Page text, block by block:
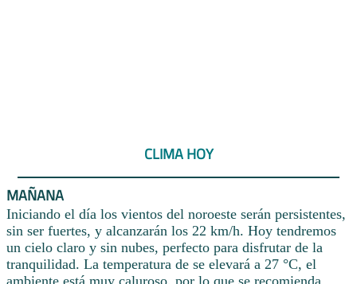
CLIMA HOY
MAÑANA
Iniciando el día los vientos del noroeste serán persistentes,
sin ser fuertes, y alcanzarán los 22 km/h. Hoy tendremos
un cielo claro y sin nubes, perfecto para disfrutar de la
tranquilidad. La temperatura de se elevará a 27 °C, el
ambiente está muy caluroso, por lo que se recomienda